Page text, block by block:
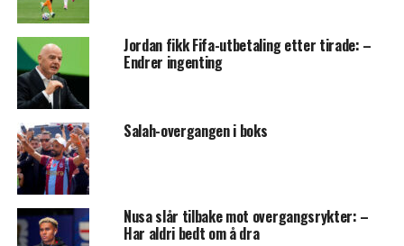
Jordan fikk Fifa-utbetaling etter tirade: –
Endrer ingenting
Salah-overgangen i boks
Nusa slår tilbake mot overgangsrykter: –
Har aldri bedt om å dra